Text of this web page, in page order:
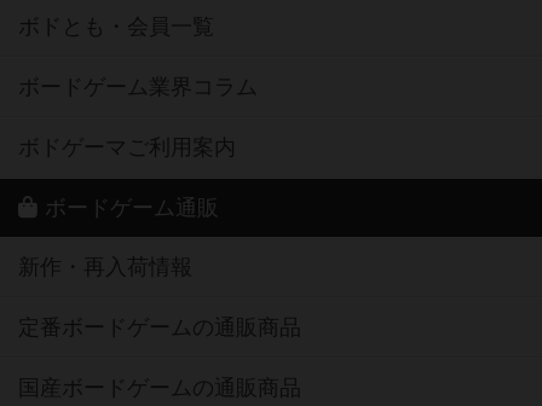
ボドとも・会員一覧
ボードゲーム業界コラム
ボドゲーマご利用案内
ボードゲーム通販
新作・再入荷情報
定番ボードゲームの通販商品
国産ボードゲームの通販商品